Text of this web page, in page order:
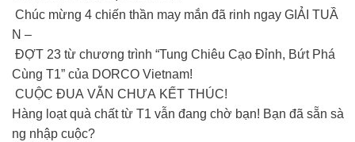
Chúc mừng 4 chiến thần may mắn đã rinh ngay GIẢI TUẦ
N –
ĐỢT 23 từ chương trình “Tung Chiêu Cạo Đỉnh, Bứt Phá
Cùng T1” của DORCO Vietnam!
CUỘC ĐUA VẪN CHƯA KẾT THÚC!
Hàng loạt quà chất từ T1 vẫn đang chờ bạn! Bạn đã sẵn sà
ng nhập cuộc?